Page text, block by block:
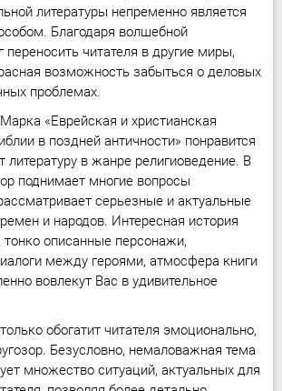
литературы непременно является
Благодаря волшебной
переносить читателя в другие миры,
возможность забыться о деловых
проблемах.
«Еврейская и христианская
в поздней античности» понравится
литературу в жанре религиоведение. В
поднимает многие вопросы
серьезные и актуальные
и народов. Интересная история
описанные персонажи,
между героями, атмосфера книги
вовлекут Вас в удивительное
обогатит читателя эмоционально,
Безусловно, немаловажная тема
множество ситуаций, актуальных для